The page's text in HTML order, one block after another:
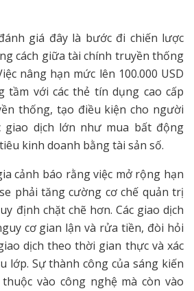
giá đây là bước đi chiến lược
cách giữa tài chính truyền thống
nâng hạn mức lên 100.000 USD
tầm với các thẻ tín dụng cao cấp
thống, tạo điều kiện cho người
giao dịch lớn như mua bất động
kinh doanh bằng tài sản số.
cảnh báo rằng việc mở rộng hạn
phải tăng cường cơ chế quản trị
định chặt chẽ hơn. Các giao dịch
cơ gian lận và rửa tiền, đòi hỏi
dịch theo thời gian thực và xác
lớp. Sự thành công của sáng kiến
vào công nghệ mà còn vào